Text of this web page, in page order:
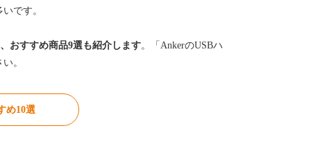
です。
おすすめ商品9選も紹介します。「AnkerのUSBハ
。
め10選